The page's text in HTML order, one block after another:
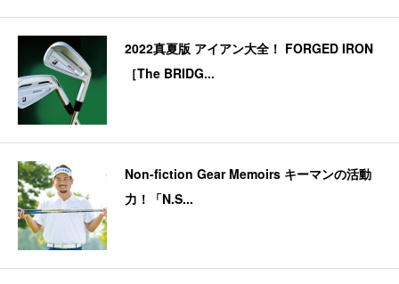
2022真夏版 アイアン大全！ FORGED IRON
［The BRIDG...
Non-fiction Gear Memoirs キーマンの活動
力！「N.S...